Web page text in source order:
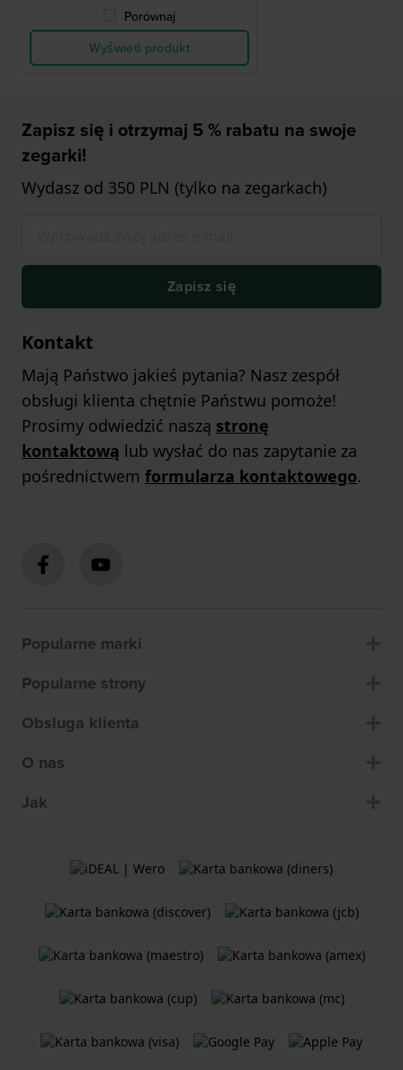
Porównaj
Wyświetl produkt
Zapisz się i otrzymaj 5 % rabatu na swoje
zegarki!
Wydasz od 350 PLN (tylko na zegarkach)
Zapisz się
Kontakt
Mają Państwo jakieś pytania? Nasz zespół
obsługi klienta chętnie Państwu pomoże!
Prosimy odwiedzić naszą stronę
kontaktową lub wysłać do nas zapytanie za
pośrednictwem formularza kontaktowego.
Popularne marki
Popularne strony
Obsluga klienta
O nas
Jak